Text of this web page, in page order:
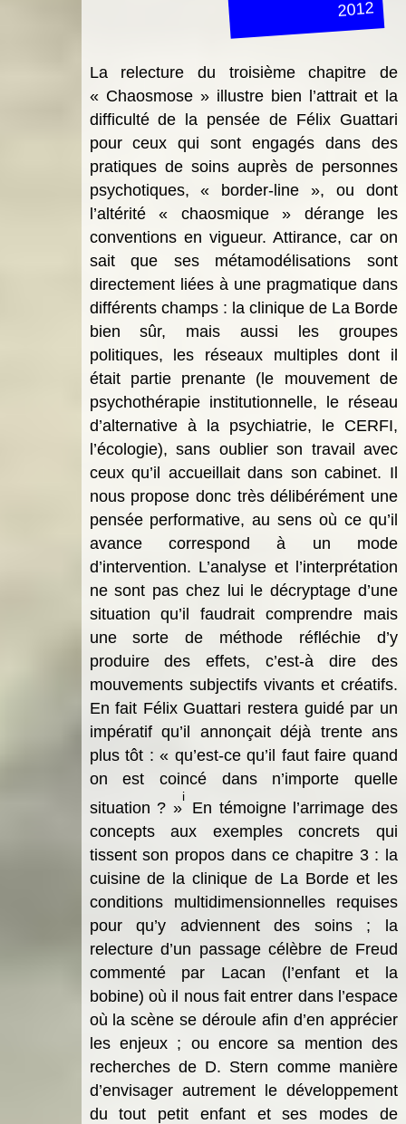
2012
La relecture du troisième chapitre de
« Chaosmose » illustre bien l’attrait et la
difficulté de la pensée de Félix Guattari
pour ceux qui sont engagés dans des
pratiques de soins auprès de personnes
psychotiques, « border-line », ou dont
l’altérité « chaosmique » dérange les
conventions en vigueur. Attirance, car on
sait que ses métamodélisations sont
directement liées à une pragmatique dans
différents champs : la clinique de La Borde
bien sûr, mais aussi les groupes
politiques, les réseaux multiples dont il
était partie prenante (le mouvement de
psychothérapie institutionnelle, le réseau
d’alternative à la psychiatrie, le CERFI,
l’écologie), sans oublier son travail avec
ceux qu’il accueillait dans son cabinet. Il
nous propose donc très délibérément une
pensée performative, au sens où ce qu’il
avance correspond à un mode
d’intervention. L’analyse et l’interprétation
ne sont pas chez lui le décryptage d’une
situation qu’il faudrait comprendre mais
une sorte de méthode réfléchie d’y
produire des effets, c’est-à dire des
mouvements subjectifs vivants et créatifs.
En fait Félix Guattari restera guidé par un
impératif qu’il annonçait déjà trente ans
plus tôt : « qu’est-ce qu’il faut faire quand
on est coincé dans n’importe quelle
situation ? »
i
En témoigne l’arrimage des
concepts aux exemples concrets qui
tissent son propos dans ce chapitre 3 : la
cuisine de la clinique de La Borde et les
conditions multidimensionnelles requises
pour qu’y adviennent des soins ; la
relecture d’un passage célèbre de Freud
commenté par Lacan (l’enfant et la
bobine) où il nous fait entrer dans l’espace
où la scène se déroule afin d’en apprécier
les enjeux ; ou encore sa mention des
recherches de D. Stern comme manière
d’envisager autrement le développement
du tout petit enfant et ses modes de